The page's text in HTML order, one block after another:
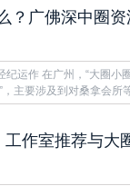
？广佛深中圈
运作 在广州，“大圈小
主要涉及到对桑拿会所
工作室推荐与大